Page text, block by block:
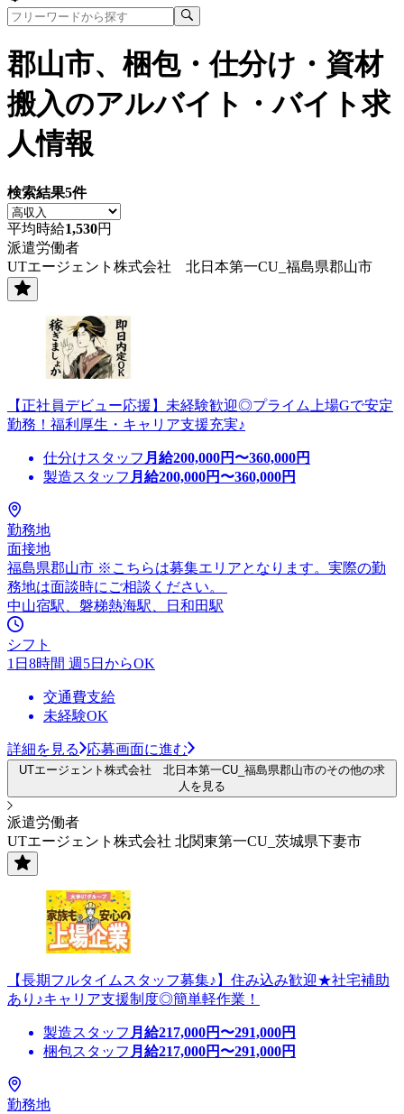
郡山市、梱包・仕分け・資材
搬入のアルバイト・バイト求
人情報
検索結果5件
平均時給1,530円
派遣労働者
UTエージェント株式会社 北日本第一CU_福島県郡山市
【正社員デビュー応援】未経験歓迎◎プライム上場Gで安定
勤務！福利厚生・キャリア支援充実♪
仕分けスタッフ 月給200,000円〜360,000円
製造スタッフ 月給200,000円〜360,000円
勤務地
面接地
福島県郡山市 ※こちらは募集エリアとなります。実際の勤
務地は面談時にご相談ください。
中山宿駅、磐梯熱海駅、日和田駅
シフト
1日8時間 週5日からOK
交通費支給
未経験OK
詳細を見る 応募画面に進む
UTエージェント株式会社 北日本第一CU_福島県郡山市のその他の求
人を見る
派遣労働者
UTエージェント株式会社 北関東第一CU_茨城県下妻市
【長期フルタイムスタッフ募集♪】住み込み歓迎★社宅補助
あり♪キャリア支援制度◎簡単軽作業！
製造スタッフ 月給217,000円〜291,000円
梱包スタッフ 月給217,000円〜291,000円
勤務地